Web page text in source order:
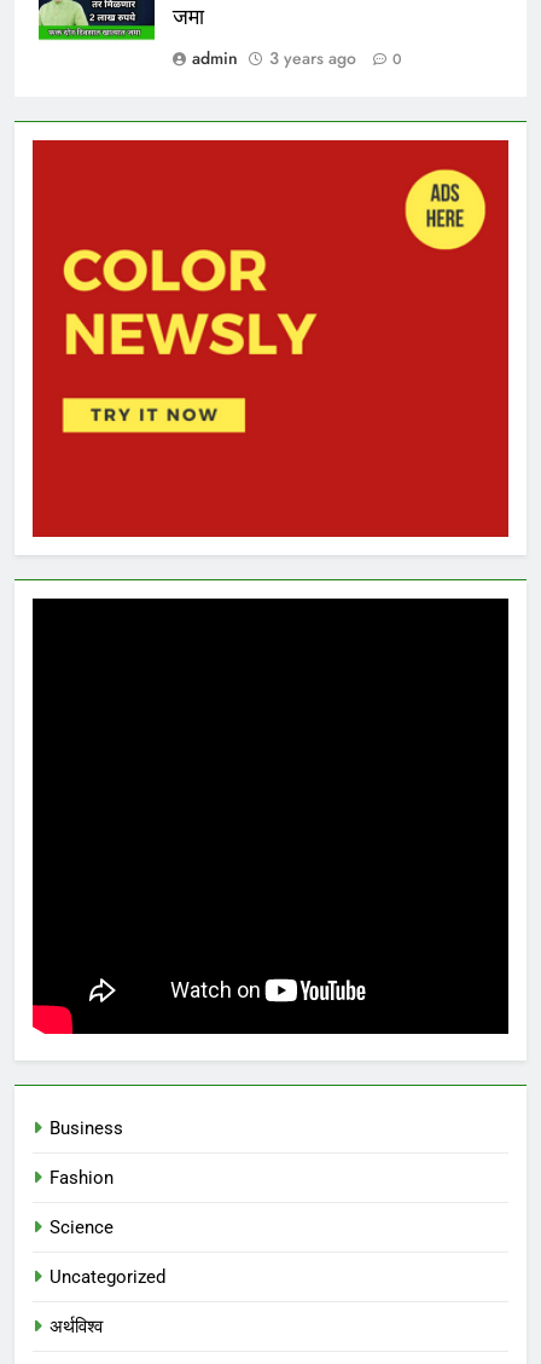
जमा
admin
3 years ago 0
Business
Fashion
Science
Uncategorized
अर्थविश्व